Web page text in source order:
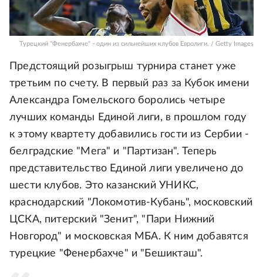
Турецкий "Фенербахче" - один из сильнейших клубов Евролиги. / Getty Images
Предстоящий розыгрыш турнира станет уже
третьим по счету. В первый раз за Кубок имени
Александра Гомельского боролись четыре
лучших команды Единой лиги, в прошлом году
к этому квартету добавились гости из Сербии -
белградские "Мега" и "Партизан". Теперь
представительство Единой лиги увеличено до
шести клубов. Это казанский УНИКС,
краснодарский "Локомотив-Кубань", московский
ЦСКА, питерский "Зенит", "Пари Нижний
Новгород" и московская МБА. К ним добавятся
турецкие "Фенербахче" и "Бешикташ".